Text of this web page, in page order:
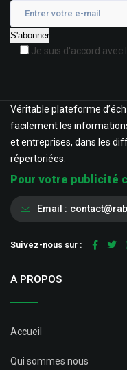
Je suis d'accord avec
Véritable plateforme
facilement les
et entreprises, dans les
répertoriées.
Pour votre publicité
Email :
Suivez-nous sur :
A PROPOS
Accueil
Qui sommes nous